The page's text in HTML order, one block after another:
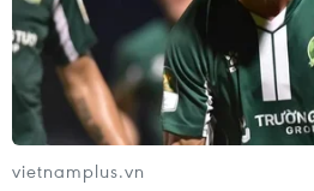
vietnamplus.vn